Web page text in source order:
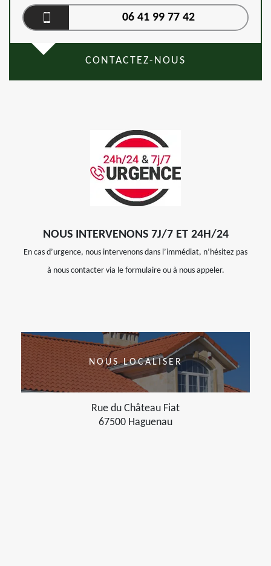
06 41 99 77 42
CONTACTEZ-NOUS
NOUS INTERVENONS 7J/7 ET 24H/24
En cas d’urgence, nous intervenons dans l’immédiat, n’hésitez pas
à nous contacter via le formulaire ou à nous appeler.
NOUS LOCALISER
Rue du Château Fiat
67500 Haguenau